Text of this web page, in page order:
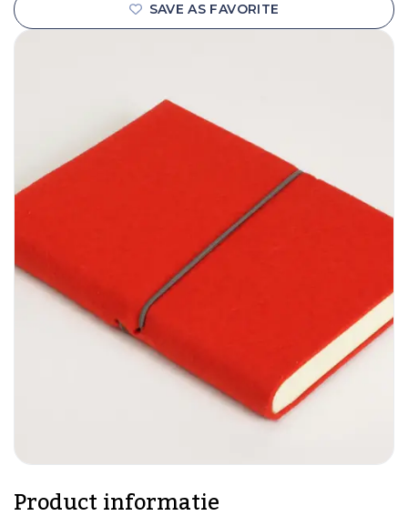
SAVE AS FAVORITE
Product informatie